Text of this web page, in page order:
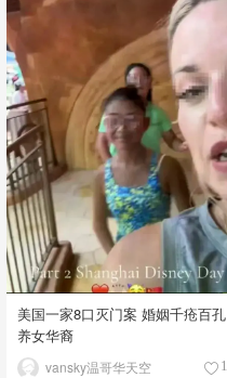
美国一家8口灭门案 婚姻千疮百孔
养女华裔
vansky温哥华天空 1